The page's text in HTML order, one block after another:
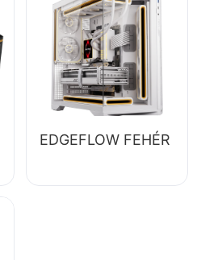
bronz színű asztali
számítógép
tápegységek
ESB650W
EDGEFLOW FEHÉR